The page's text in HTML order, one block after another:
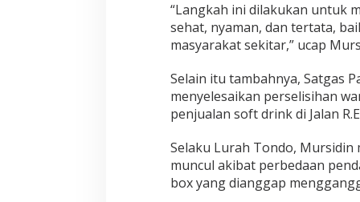
“Langkah ini dilakukan untuk
sehat, nyaman, dan tertata,
masyarakat sekitar,” ucap
Selain itu tambahnya, Satgas
menyelesaikan perselisihan
penjualan soft drink di Jalan
Selaku Lurah Tondo,
muncul akibat perbedaan
box yang dianggap